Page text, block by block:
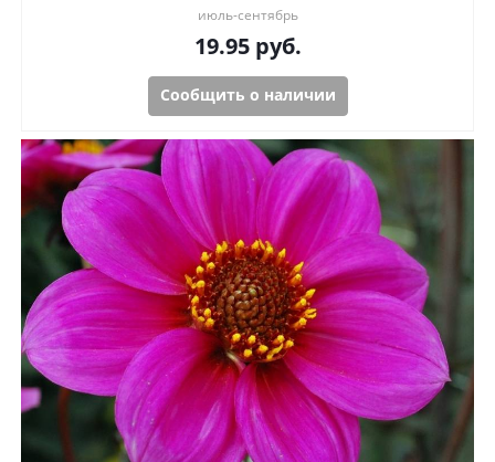
июль-сентябрь
19.95руб.
Сообщить о наличии